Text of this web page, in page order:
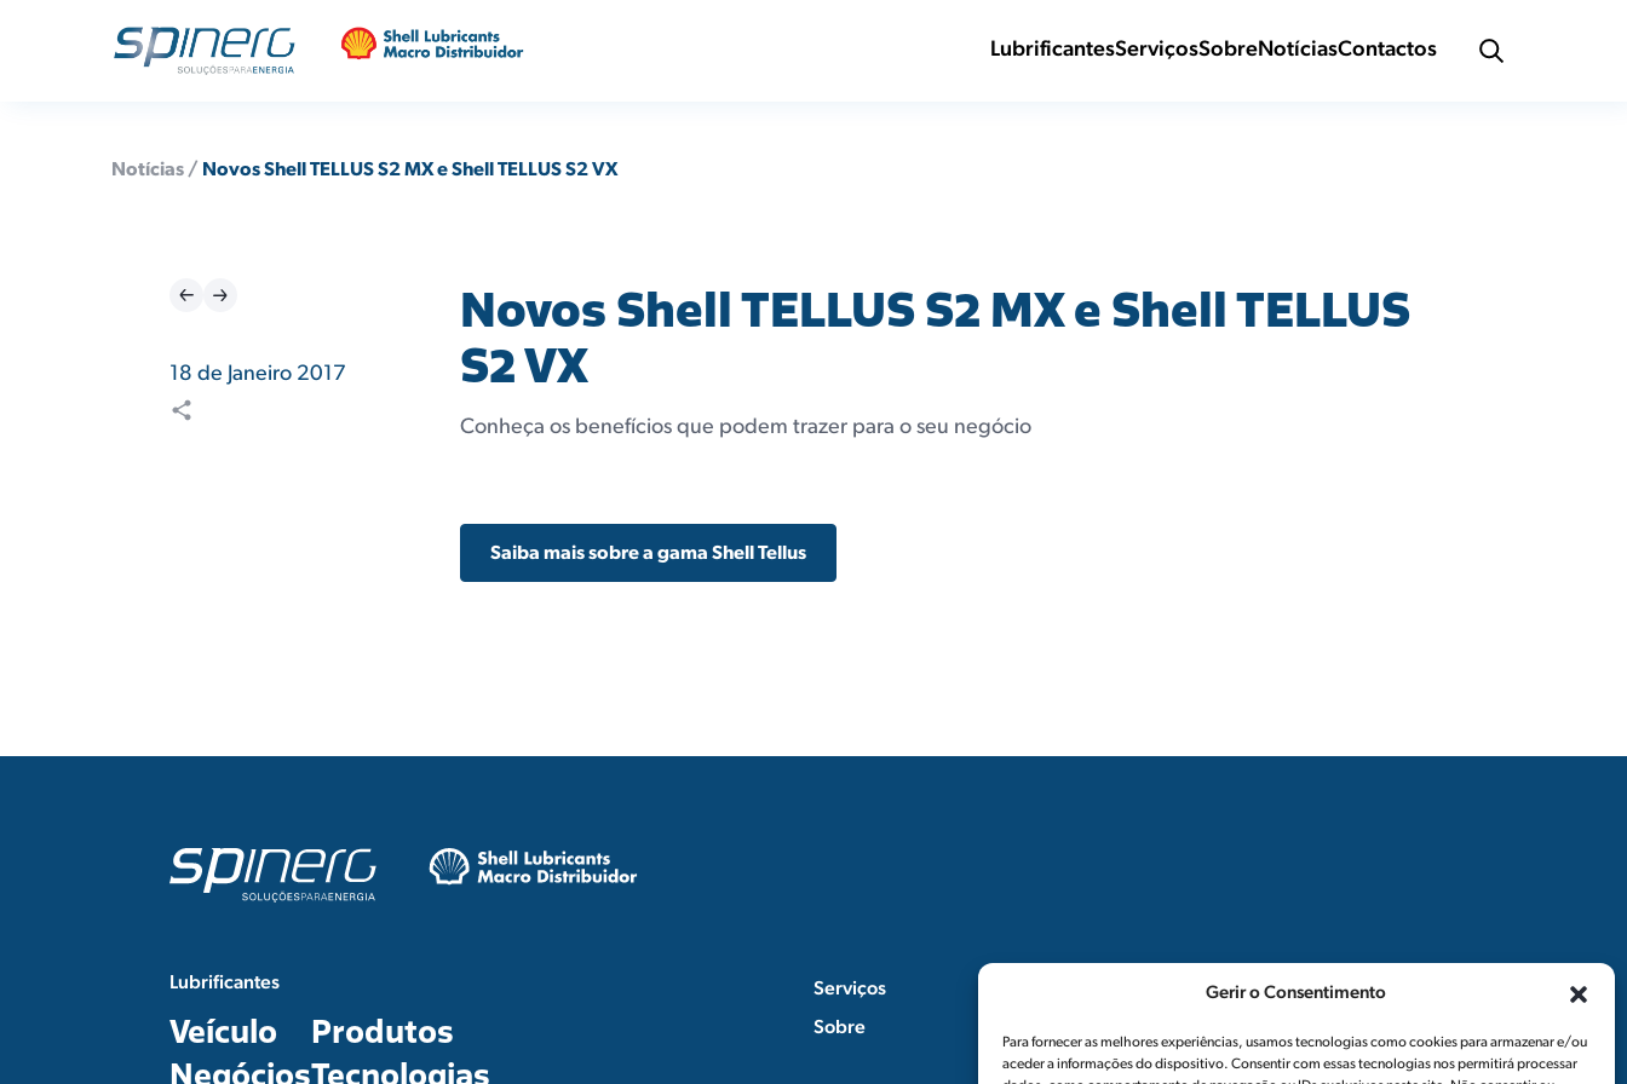
Gerir o Consentimento
Para fornecer as melhores experiências, usamos tecnologias como cookies para armazenar e/ou
aceder a informações do dispositivo. Consentir com essas tecnologias nos permitirá processar
LubrificantesServiçosSobreNotíciasContactos
Notícias / Novos Shell TELLUS S2 MX e Shell TELLUS S2 VX
18 de Janeiro 2017
Novos Shell TELLUS S2 MX e Shell TELLUS
S2 VX
Conheça os benefícios que podem trazer para o seu negócio
Saiba mais sobre a gama Shell Tellus
Lubrificantes
Veículo
Negócios
Produtos
Tecnologias
Serviços
Sobre
Recrutamento